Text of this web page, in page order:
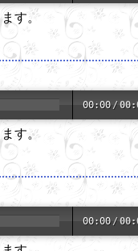
す。
00:00 /
す。
00:00 /